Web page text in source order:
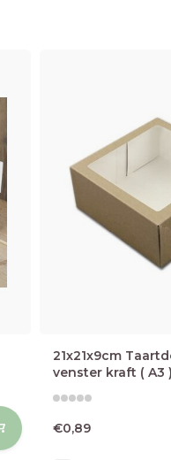
21x21x9cm
venster kraft ( A3
€0,89